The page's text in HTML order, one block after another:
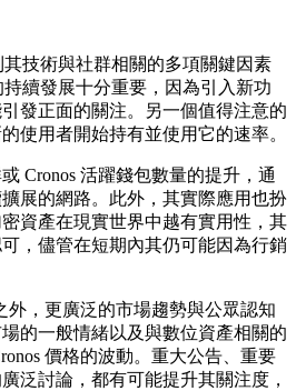
其技術與社群相關的多項關鍵因素
持續發展十分重要，因為引入新功
發正面的關注。另一個值得注意的
使用者開始持有並使用它的速率。
Cronos 活躍錢包數量的提升，通
展的網路。此外，其實際應用也扮
資產在現實世界中越有實用性，其
，儘管在短期內其仍可能因為行銷
外，更廣泛的市場趨勢與公眾認知
的一般情緒以及與數位資產相關的
價格的波動。重大公告、重要
泛討論，都有可能提升其關注度，